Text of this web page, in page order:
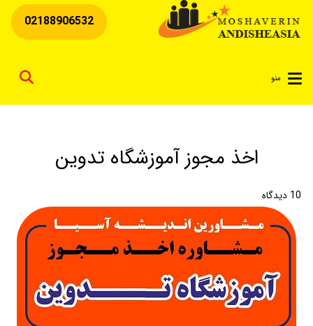
02188906532
منو
for:
اخذ مجوز آموزشگاه تدوین
10 دیدگاه